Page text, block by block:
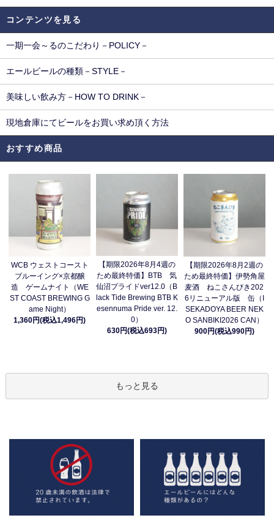
コンテンツを見る
一期一会～るのこだわり－POLICY－
エールビールの種類－STYLE－
美味しい飲み方－HOW TO DRINK－
現地倉庫にてビールをお買い求め頂く方法
おすすめ商品
WCB ウェストコースト
ブルーイング×京都醸
造 ゲームナイト（WE
ST COAST BREWING G
ame Night）
1,360円(税込1,496円)
【期限2026年8月4週の
ため最終特価】BTB 気
仙沼プライドver12.0（B
lack Tide Brewing BTB K
esennuma Pride ver. 12.
0）
630円(税込693円)
【期限2026年8月2週の
ため最終特価】伊勢角屋
麦酒 ねこさんびき202
6リニューアル版 缶（I
SEKADOYA BEER NEK
O SANBIKI2026 CAN）
900円(税込990円)
もっと見る